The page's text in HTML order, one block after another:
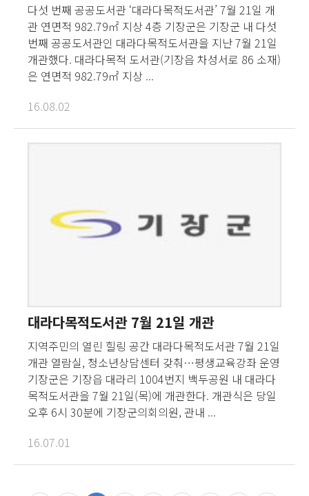
다섯 번째 공공도서관 ‘대라다목적도서관’ 7월 21일 개
관 연면적 982.79㎡ 지상 4층 기장군은 기장군 내 다섯
번째 공공도서관인 대라다목적도서관을 지난 7월 21일
개관했다. 대라다목적 도서관(기장읍 차성서로 86 소재)
은 연면적 982.79㎡ 지상 ...
16.08.02
대라다목적도서관 7월 21일 개관
지역주민의 열린 힐링 공간 대라다목적도서관 7월 21일
개관 열람실, 청소년상담센터 갖춰…평생교육강좌 운영
기장군은 기장읍 대라리 1004번지 백두공원 내 대라다
목적도서관을 7월 21일(목)에 개관한다. 개관식은 당일
오후 6시 30분에 기장군의회의원, 관내 ...
16.07.01